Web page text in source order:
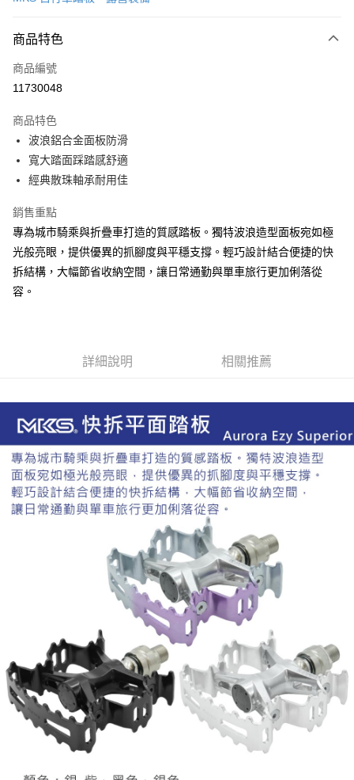
LINE Pay
Apple Pay
悠遊付
Google Pay
全盈+PAY
AFTEE先享後付
相關說明
【關於「AFTEE先享後付」】
AFTEE先享後付是「在收到商品之後才付款」的支付方式。 讓您購物簡單
１．簡單：不需註冊會員、不需綁卡、不需儲值。
【「AFTEE先享後付」結帳流程】
１．於結帳方式選擇「AFTEE先享後付」後，將跳轉至「AFTEE先享後付」
ATM／網路銀行／等多元方式進行付款，方視為交易完成。
※ 請注意：結帳手續完成當下不需立刻繳費，但若您需要取消訂單，請聯絡
購買商品的店家。未經商家同意取消之訂單仍視為有效，需透過AFTEE先享
後付繳納相關費用。
※ 交易是否成功請以「AFTEE先享後付 」之結帳頁面顯示為準，若有關於
是否繳費成功／繳費後需取消欲退款等相關疑問，請聯繫「AFTEE先享後付
客戶支援中心」https://netprotections.freshdesk.com/support/home
１．透過由恩沛科技股份有限公司提供之「AFTEE先享後付」服務完成之交
易，需依本服務之必要範圍內提供個人資料，並將交易相關給付款項請求債
權轉讓予恩沛科技股份有限公司。
２．關於個人資料處理事宜，請瀏覽以下網址：
https://aftee.tw/terms/#terms3
３．未成年的使用者請事先徵得法定代理人或監護人之同意方可使用
「AFTEE先享後付」，若未經同意申辦者引起之損失，本公司不負相關責
４．使用「AFTEE先享後付」時，將依據個別帳號之用戶狀況，依本公司即
時審查核予不同之上限額度；若仍有額度不足之情形，本公司將視審查結果
請求用戶進行身份認證。
５．嚴禁一人註冊多個帳號或使用他人資訊註冊。若發現惡意使用之情形，
恩沛科技股份有限公司將有權停止該用戶之使用額度並採取法律行動。
ATM付款
貨到付款
每筆NT$60，滿NT$799(含以上)免運費
宅配
每筆NT$100，滿NT$799(含以上)免運費
付款後門市自取
每筆NT$130，滿NT$3,000(含以上)免運費
商品特色
商品編號
11730048
商品特色
波浪鋁合金面板防滑
寬大踏面踩踏感舒適
經典散珠軸承耐用佳
銷售重點
專為城市騎乘與折疊車打造的質感踏板。獨特波浪造型面板宛如極
光般亮眼，提供優異的抓腳度與平穩支撐。輕巧設計結合便捷的快
拆結構，大幅節省收納空間，讓日常通勤與單車旅行更加俐落從
容。
詳細說明 相關推薦